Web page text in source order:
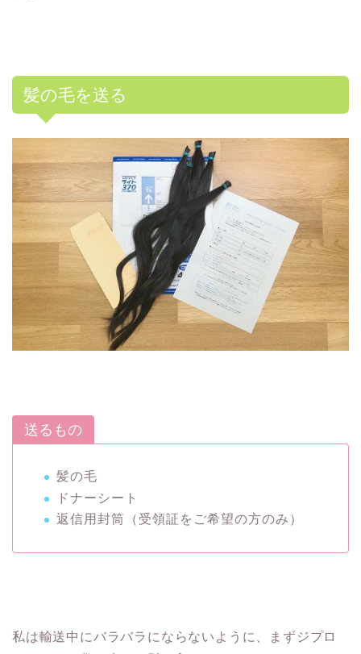
髪の毛を送る
送るもの
髪の毛
ドナーシート
返信用封筒（受領証をご希望の方のみ）
私は輸送中にバラバラにならないように、まずジプロ